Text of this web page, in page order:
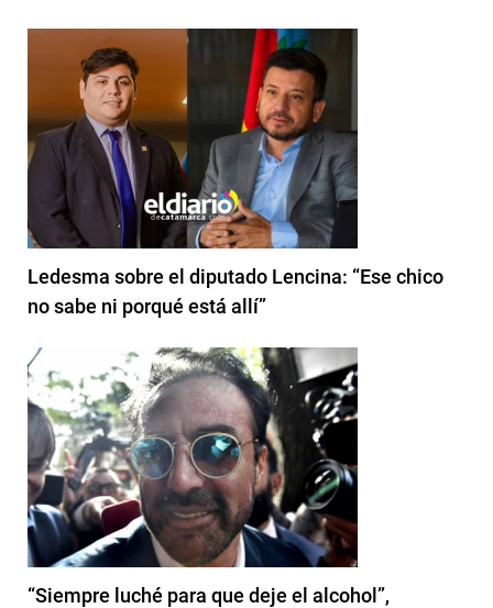
Ledesma sobre el diputado Lencina: “Ese chico
no sabe ni porqué está allí”
“Siempre luché para que deje el alcohol”,